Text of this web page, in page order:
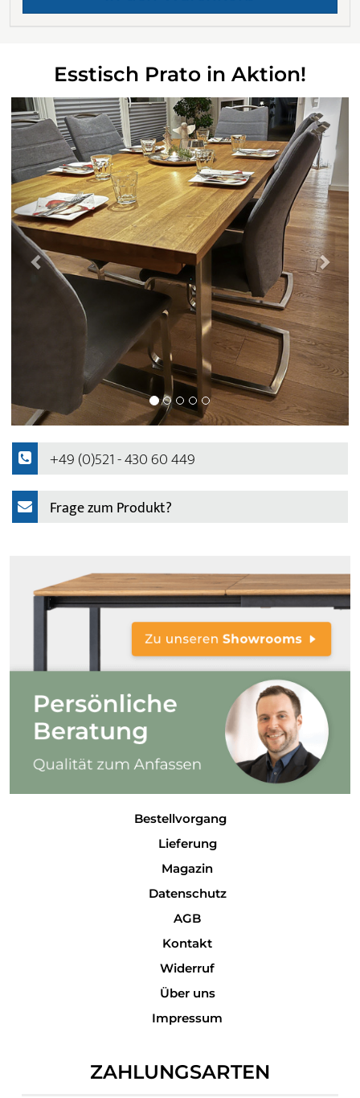
Esstisch Prato in Aktion!
+49 (0)521 - 430 60 449
Frage zum Produkt?
Bestellvorgang
Lieferung
Magazin
Datenschutz
AGB
Kontakt
Widerruf
Über uns
Impressum
ZAHLUNGSARTEN